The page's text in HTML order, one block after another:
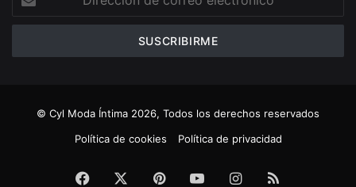
de
correo
© Cyl Moda Íntima 2026, Todos los derechos reservados
Política de cookies
Política de privacidad
Facebook PinterestYouTubeInstagram
RSS